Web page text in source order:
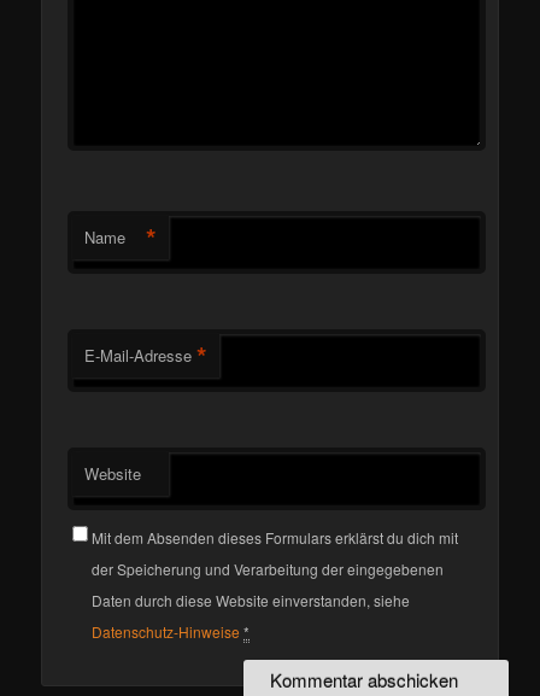
Name *
E-Mail-Adresse *
Website
Mit dem Absenden dieses Formulars erklärst du dich mit
der Speicherung und Verarbeitung der eingegebenen
Daten durch diese Website einverstanden, siehe
Datenschutz-Hinweise *